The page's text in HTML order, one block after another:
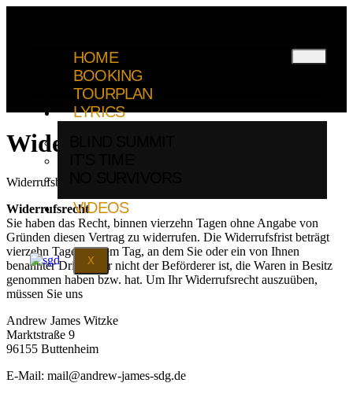
HOME
BOOKING
TOURPLAN
LYRICS
VIDEOS
X
Widerrufsbelehrung
Widerrufsbelehrung
Widerrufsrecht
Sie haben das Recht, binnen vierzehn Tagen ohne Angabe von
Gründen diesen Vertrag zu widerrufen. Die Widerrufsfrist beträgt
vierzehn Tage, ab dem Tag, an dem Sie oder ein von Ihnen
benannter Dritter, der nicht der Beförderer ist, die Waren in Besitz
genommen haben bzw. hat. Um Ihr Widerrufsrecht auszuüben,
müssen Sie uns
Andrew James Witzke
Marktstraße 9
96155 Buttenheim
E-Mail: mail@andrew-james-sdg.de